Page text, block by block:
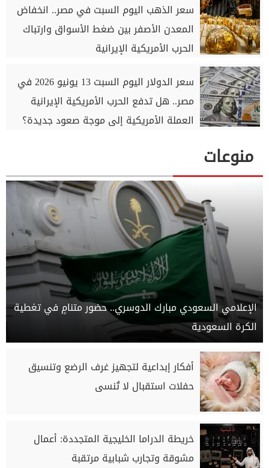
سعر الذهب اليوم السبت في مصر.. انخفاض
المعدن الأصفر بين ضغط الأسواق وارتباك
الحرب الأمريكية الإيرانية
سعر الدولار اليوم السبت 13 يونيو 2026 في
مصر.. هل تدفع الحرب الأمريكية الإيرانية
العملة الأمريكية إلى موجة صعود جديدة؟
منوعات
الإعلامي السعودي مبارك الدوسري.. حضور متنامٍ في تغطية
الكرة السعودية
أفكار إبداعية لتجهيز غرف الرضع وتنسيق
حفلات استقبال لا تُنسى
خريطة الدراما الخليجية المتجددة: أعمال
مشوقة وتجارب شبابية مرتقبة